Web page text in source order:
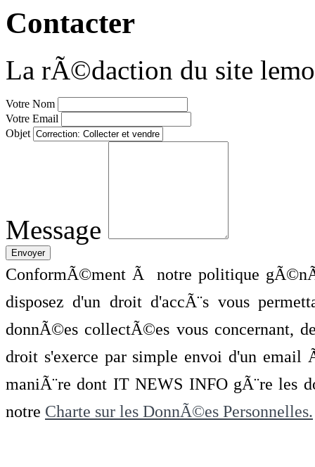
Contacter
La rÃ©daction du site
Votre Nom
Votre Email
Objet
Message
ConformÃ©ment Ã notre politique
disposez d'un droit d'accÃ¨s vous
donnÃ©es collectÃ©es vous concernant,
droit s'exerce par simple envoi d'un
maniÃ¨re dont IT NEWS INFO gÃ¨re les
notre Charte sur les DonnÃ©es Personnelles.